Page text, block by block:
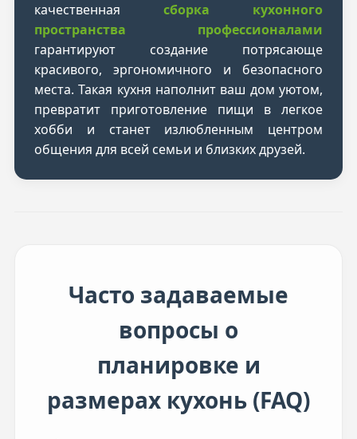
качественная сборка кухонного
пространства профессионалами
гарантируют создание потрясающе
красивого, эргономичного и безопасного
места. Такая кухня наполнит ваш дом уютом,
превратит приготовление пищи в легкое
хобби и станет излюбленным центром
общения для всей семьи и близких друзей.
Часто задаваемые
вопросы о
планировке и
размерах кухонь (FAQ)